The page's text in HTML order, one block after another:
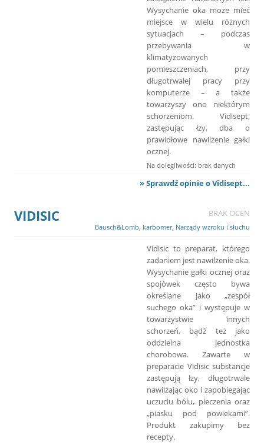
Wysychanie oka może mieć
miejsce w wielu różnych
sytuacjach – podczas
przebywania w
klimatyzowanych
pomieszczeniach, przy
długotrwałej pracy przy
komputerze – a także
towarzyszy ono niektórym
schorzeniom. Vidisept,
zastępując łzy, dba o
prawidłowe nawilżenie gałki
ocznej.
Na dolegliwości: brak danych
» Sprawdź opinie o Vidisept...
VIDISIC BRAK OCEN
Bausch&Lomb karbomer, Narządy wzroku i słuchu
Vidisic to preparat, którego
zadaniem jest nawilżenie oka.
Wysychanie gałki ocznej oraz
spojówek często bywa
określane jako „zespół
suchego oka” i występuje w
towarzystwie innych
schorzeń, bądź też jako
oddzielna jednostka
chorobowa. Zawarte w
preparacie Vidisic substancje
zastępują łzy, długotrwale
nawilżając oko i zapobiegając
uczuciu bólu, pieczenia oraz
„piasku pod powiekami”.
Produkt zakupimy bez
recepty.